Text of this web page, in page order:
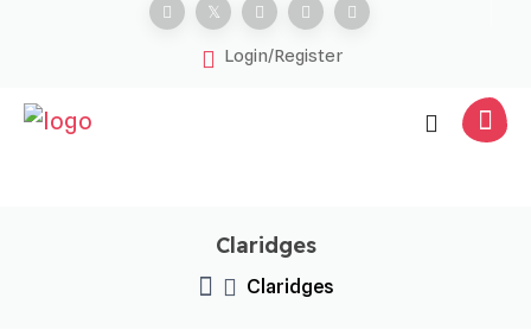
Login/Register
Claridges
Claridges